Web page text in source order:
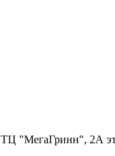
ТЦ "МегаГринн", 2А